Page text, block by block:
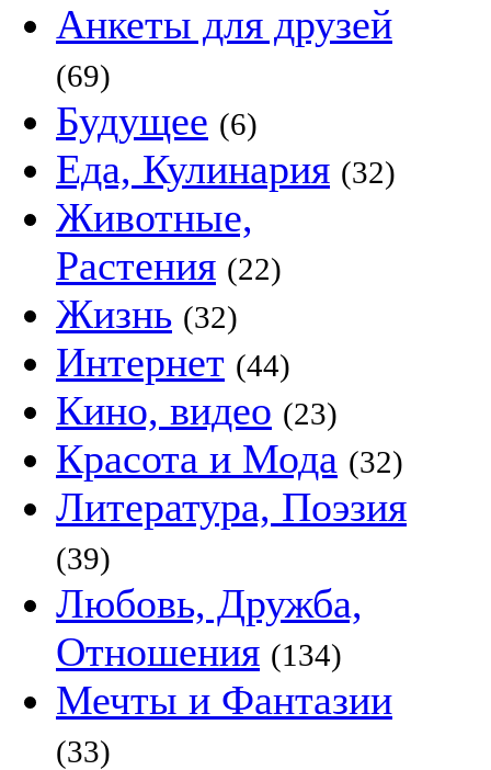
Анкеты для друзей
(69)
Будущее (6)
Еда, Кулинария (32)
Животные,
Растения (22)
Жизнь (32)
Интернет (44)
Кино, видео (23)
Красота и Мода (32)
Литература, Поэзия
(39)
Любовь, Дружба,
Отношения (134)
Мечты и Фантазии
(33)